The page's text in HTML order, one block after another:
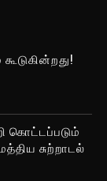
கொட்டப்படும்
சுற்றாடல்